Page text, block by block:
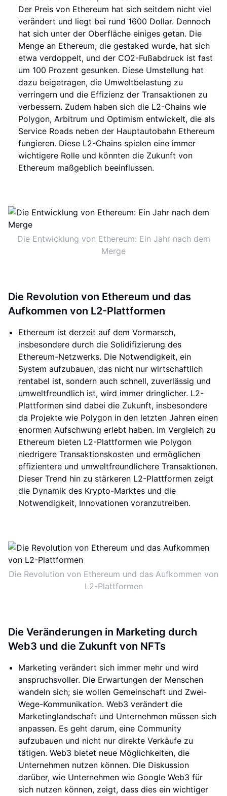
Der Preis von Ethereum hat sich seitdem nicht viel
verändert und liegt bei rund 1600 Dollar. Dennoch
hat sich unter der Oberfläche einiges getan. Die
Menge an Ethereum, die gestaked wurde, hat sich
etwa verdoppelt, und der CO2-Fußabdruck ist fast
um 100 Prozent gesunken. Diese Umstellung hat
dazu beigetragen, die Umweltbelastung zu
verringern und die Effizienz der Transaktionen zu
verbessern. Zudem haben sich die L2-Chains wie
Polygon, Arbitrum und Optimism entwickelt, die als
Service Roads neben der Hauptautobahn Ethereum
fungieren. Diese L2-Chains spielen eine immer
wichtigere Rolle und könnten die Zukunft von
Ethereum maßgeblich beeinflussen.
Die Entwicklung von Ethereum: Ein Jahr nach dem
Merge
Die Revolution von Ethereum und das
Aufkommen von L2-Plattformen
Ethereum ist derzeit auf dem Vormarsch,
insbesondere durch die Solidifizierung des
Ethereum-Netzwerks. Die Notwendigkeit, ein
System aufzubauen, das nicht nur wirtschaftlich
rentabel ist, sondern auch schnell, zuverlässig und
umweltfreundlich ist, wird immer dringlicher. L2-
Plattformen sind dabei die Zukunft, insbesondere
da Projekte wie Polygon in den letzten Jahren einen
enormen Aufschwung erlebt haben. Im Vergleich zu
Ethereum bieten L2-Plattformen wie Polygon
niedrigere Transaktionskosten und ermöglichen
effizientere und umweltfreundlichere Transaktionen.
Dieser Trend hin zu stärkeren L2-Plattformen zeigt
die Dynamik des Krypto-Marktes und die
Notwendigkeit, Innovationen voranzutreiben.
Die Revolution von Ethereum und das Aufkommen von
L2-Plattformen
Die Veränderungen in Marketing durch
Web3 und die Zukunft von NFTs
Marketing verändert sich immer mehr und wird
anspruchsvoller. Die Erwartungen der Menschen
wandeln sich; sie wollen Gemeinschaft und Zwei-
Wege-Kommunikation. Web3 verändert die
Marketinglandschaft und Unternehmen müssen sich
anpassen. Es geht darum, eine Community
aufzubauen und nicht nur direkte Verkäufe zu
tätigen. Web3 bietet neue Möglichkeiten, die
Unternehmen nutzen können. Die Diskussion
darüber, wie Unternehmen wie Google Web3 für
sich nutzen können, zeigt, dass dies ein wichtiger